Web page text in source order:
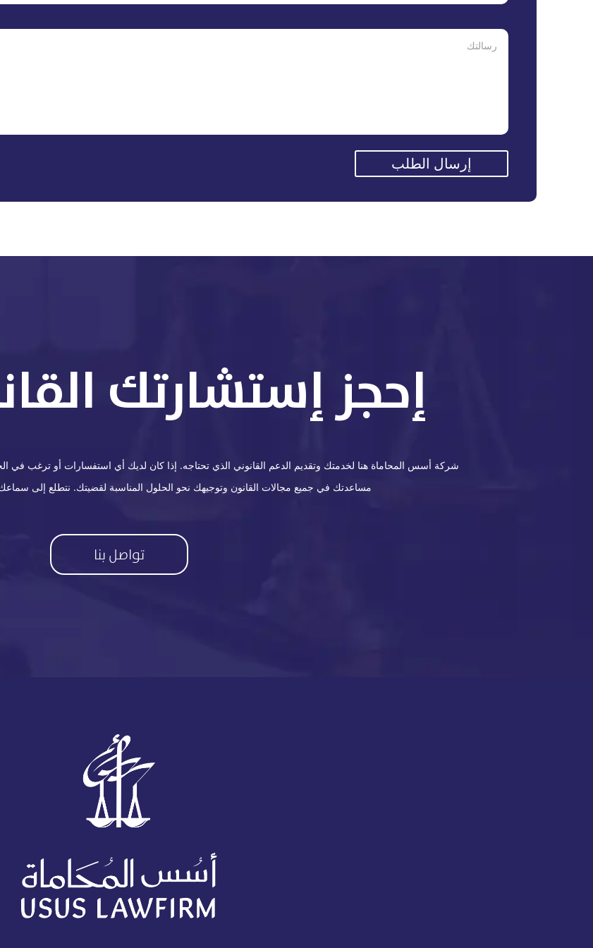
إرسال الطلب
إحجز إستشارتك
شركة أسس المحاماة هنا لخدمتك وتقديم الدعم القانوني الذي تحتاجه. إذا كان لديك أي استفسارات أو ترغب في
مساعدتك في جميع مجالات القانون وتوجيهك نحو الحلول المناسبة لقضيتك. نتطلع إلى
تواصل بنا